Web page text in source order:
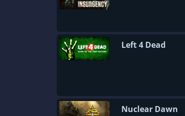
Left 4 Dead
Nuclear Dawn